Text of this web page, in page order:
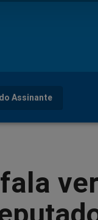
Assinante